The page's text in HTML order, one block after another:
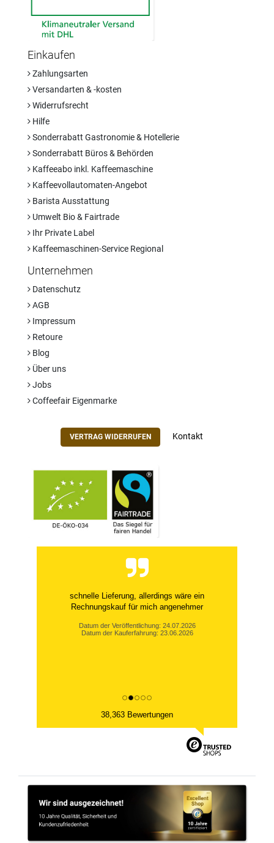
Einkaufen
Zahlungsarten
Versandarten & -kosten
Widerrufsrecht
Hilfe
Sonderrabatt Gastronomie & Hotellerie
Sonderrabatt Büros & Behörden
Kaffeeabo inkl. Kaffeemaschine
Kaffeevollautomaten-Angebot
Barista Ausstattung
Umwelt Bio & Fairtrade
Ihr Private Label
Kaffeemaschinen-Service Regional
Unternehmen
Datenschutz
AGB
Impressum
Retoure
Blog
Über uns
Jobs
Coffeefair Eigenmarke
VERTRAG WIDERRUFEN Kontakt
schnelle Lieferung, allerdings wäre ein
Rechnungskauf für mich angenehmer
Datum der Veröffentlichung: 24.07.2026
Datum der Kauferfahrung: 23.06.2026
38,363 Bewertungen